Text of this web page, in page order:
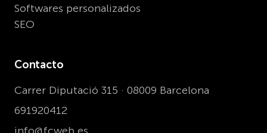
Softwares personalizados
SEO
Contacto
Carrer Diputació 315 · 08009 Barcelona
691920412